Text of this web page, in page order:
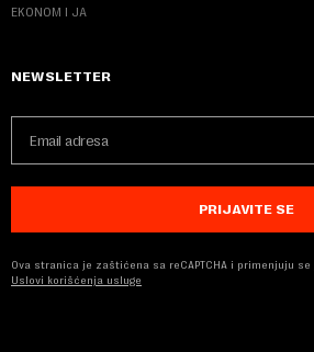
EKONOM I JA
NEWSLETTER
PRIJAVITE SE
Ova stranica je zaštićena sa reCAPTCHA i primenjuju se
Uslovi korišćenja usluge